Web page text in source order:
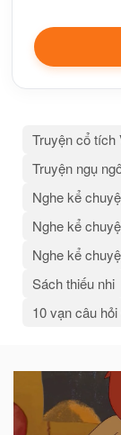
Truyện cổ tích
Truyện ngụ
Nghe kể
Nghe kể
Nghe kể
Sách thiếu nhi
10 vạn câu
Bài
viết